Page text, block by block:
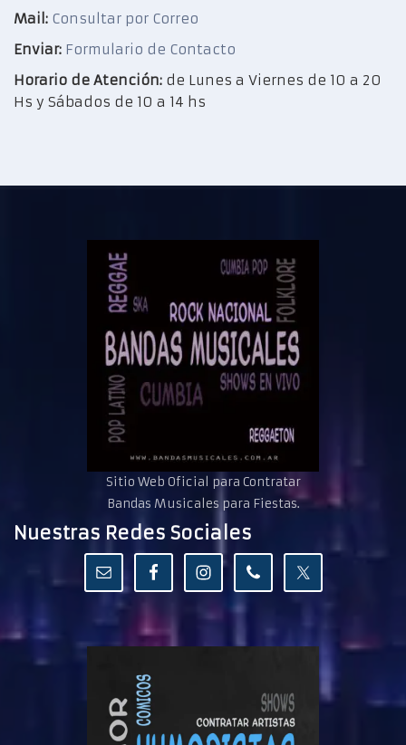
Mail: Consultar por Correo
Enviar: Formulario de Contacto
Horario de Atención: de Lunes a Viernes de 10 a 20
Hs y Sábados de 10 a 14 hs
Sitio Web Oficial para Contratar
Bandas Musicales para Fiestas.
Nuestras Redes Sociales